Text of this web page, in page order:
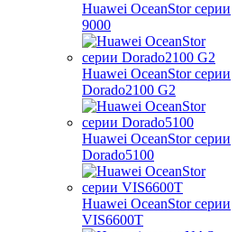
Huawei OceanStor серии
9000
Huawei OceanStor серии
Dorado2100 G2
Huawei OceanStor серии
Dorado5100
Huawei OceanStor серии
VIS6600T